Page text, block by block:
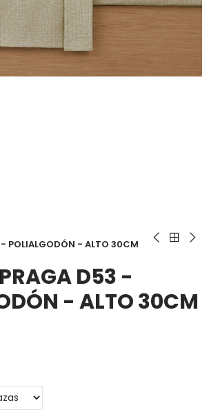
POLIALGODÓN - ALTO 30CM
D53 -
- ALTO 30CM